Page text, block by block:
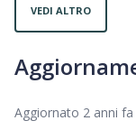
VEDI ALTRO
Aggiornato 2 anni fa